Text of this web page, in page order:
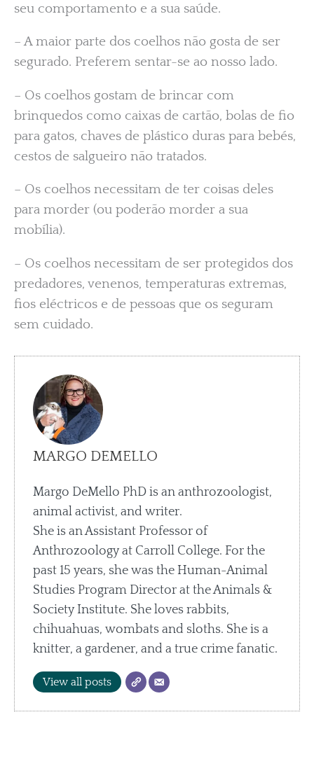
seu comportamento e a sua saúde.
– A maior parte dos coelhos não gosta de ser
segurado. Preferem sentar-se ao nosso lado.
– Os coelhos gostam de brincar com
brinquedos como caixas de cartão, bolas de fio
para gatos, chaves de plástico duras para bebés,
cestos de salgueiro não tratados.
– Os coelhos necessitam de ter coisas deles
para morder (ou poderão morder a sua
mobília).
– Os coelhos necessitam de ser protegidos dos
predadores, venenos, temperaturas extremas,
fios eléctricos e de pessoas que os seguram
sem cuidado.
MARGO DEMELLO
Margo DeMello PhD is an anthrozoologist,
animal activist, and writer.
She is an Assistant Professor of
Anthrozoology at Carroll College. For the
past 15 years, she was the Human-Animal
Studies Program Director at the Animals &
Society Institute. She loves rabbits,
chihuahuas, wombats and sloths. She is a
knitter, a gardener, and a true crime fanatic.
View all posts